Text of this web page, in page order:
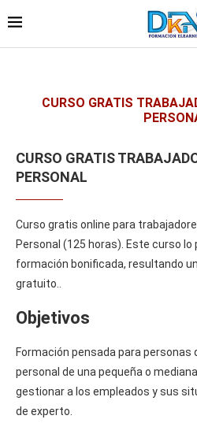
CURSO GRATIS
CURSO GRATIS
PERSONAL
Curso gratis online para
Personal (125 horas). Este curso
formación bonificada, resultando
gratuito..
Objetivos
Formación pensada para personas
personal de una pequeña o
gestionar a los empleados y sus
de experto.